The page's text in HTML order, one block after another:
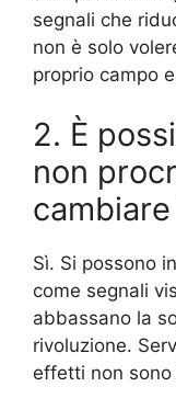
segnali che
non è solo
proprio campo
2. È
non
Sì. Si possono
come segnali
abbassano la
rivoluzione.
effetti non